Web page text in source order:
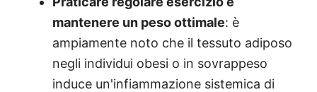
mantenere un peso ottimale: è
ampiamente noto che il tessuto adiposo
negli individui obesi o in sovrappeso
induce un'infiammazione sistemica di